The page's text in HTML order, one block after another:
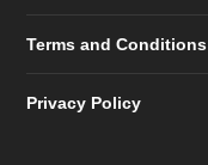
Terms and Conditions
Privacy Policy